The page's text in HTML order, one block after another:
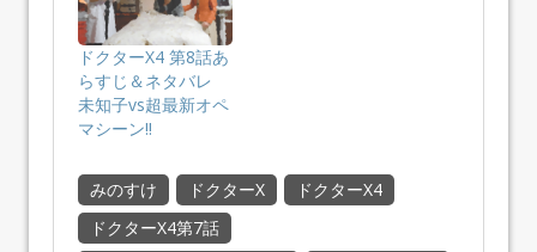
ドクターX4 第8話あ
らすじ＆ネタバレ
未知子vs超最新オペ
マシーン!!
みのすけ ドクターX
ドクターX4
ドクターX4第7話